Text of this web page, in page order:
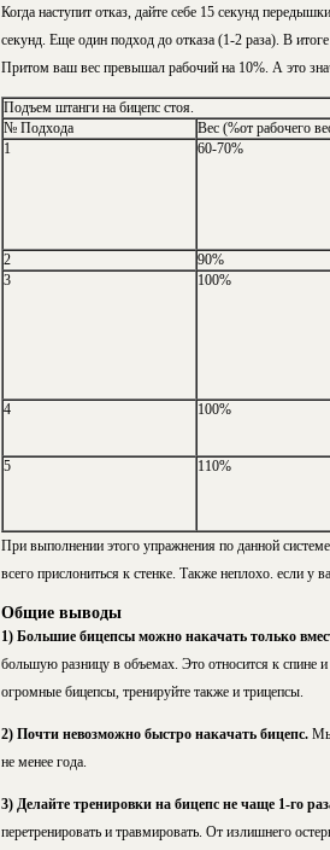
Когда наступит отказ, дайте себе 15 секунд
секунд. Еще один подход до отказа (1-2 раза). В
Притом ваш вес превышал рабочий на 10%. А это
Подъем штанги на бицепс стоя.
№ Подхода
Вес (%от рабочего
1
60-70%
2
90%
3
100%
4
100%
5
110%
При выполнении этого упражнения по данной системе
всего прислониться к стенке. Также неплохо. если у
Общие выводы
1) Большие бицепсы можно накачать только
большую разницу в объемах. Это относится к спине
огромные бицепсы, тренируйте также и трицепсы.
2) Почти невозможно быстро накачать бицепс.
не менее года.
3) Делайте тренировки на бицепс не чаще 1-го
перетренировать и травмировать. От излишнего